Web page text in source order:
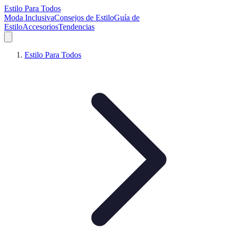
Estilo Para Todos
Moda InclusivaConsejos de EstiloGuía de
EstiloAccesoriosTendencias
Estilo Para Todos